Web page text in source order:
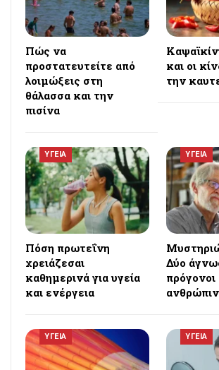
Πώς να
προστατευτείτε από
λοιμώξεις στη
θάλασσα και την
πισίνα
και οι
την
ΥΓΕΙΑ
Πόση πρωτεΐνη
χρειάζεσαι
καθημερινά για υγεία
και ενέργεια
ΥΓΕΙΑ
Δύο
πρόγονοι
ΥΓΕΙΑ ΥΓΕΙΑ